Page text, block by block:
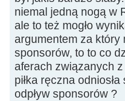
niemal jedną nogą w
ale to też mogło
argumentem za który
sponsorów, to to co
aferach związanych z
piłka ręczna
odpływ sponsorów ?